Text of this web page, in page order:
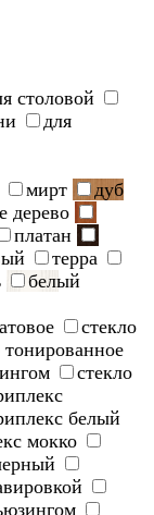
столовой
для
мирт
дуб
дерево
платан
терра
белый
стекло
тонированное
стекло
белый
мокко